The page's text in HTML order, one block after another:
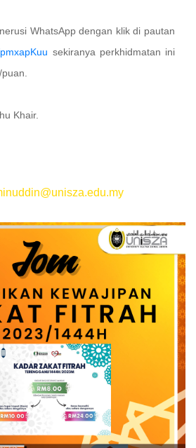
WhatsApp dengan klik di pautan
sekiranya perkhidmatan ini
Khair.